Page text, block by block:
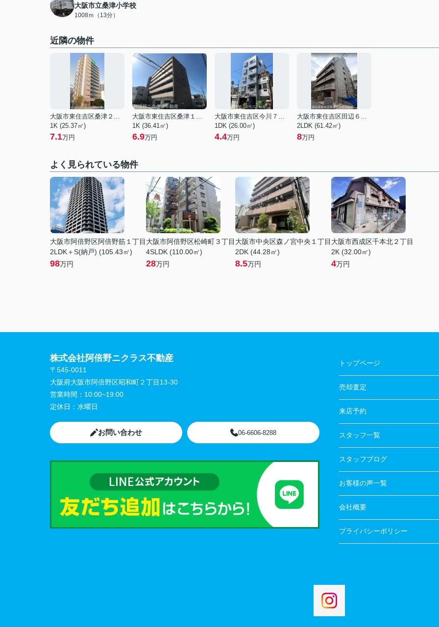
大阪市立桑津小学校
1008ｍ（13分）
近隣の物件
大阪市東住吉区桑津２丁目
1K (25.37㎡)
7.1万円
大阪市東住吉区桑津１丁目
1K (36.41㎡)
6.9万円
大阪市東住吉区今川７丁目
1DK (26.00㎡)
4.4万円
大阪市東住吉区田辺６丁目
2LDK (61.42㎡)
8万円
よく見られている物件
大阪市阿倍野区阿倍野筋１丁目
2LDK＋S(納戸) (105.43㎡)
98万円
大阪市阿倍野区松崎町３丁目
4SLDK (110.00㎡)
28万円
大阪市中央区森ノ宮中央１丁目
2DK (44.28㎡)
8.5万円
大阪市西成区千本北２丁目
2K (32.00㎡)
4万円
株式会社阿倍野ニクラス不動産
〒545-0011
大阪府大阪市阿倍野区昭和町２丁目13-30
営業時間： 10:00~19:00
定休日： 水曜日
お問い合わせ 06-6606-8288
トップページ
売却査定
来店予約
スタッフ一覧
スタッフブログ
お客様の声一覧
会社概要
プライバシーポリシー